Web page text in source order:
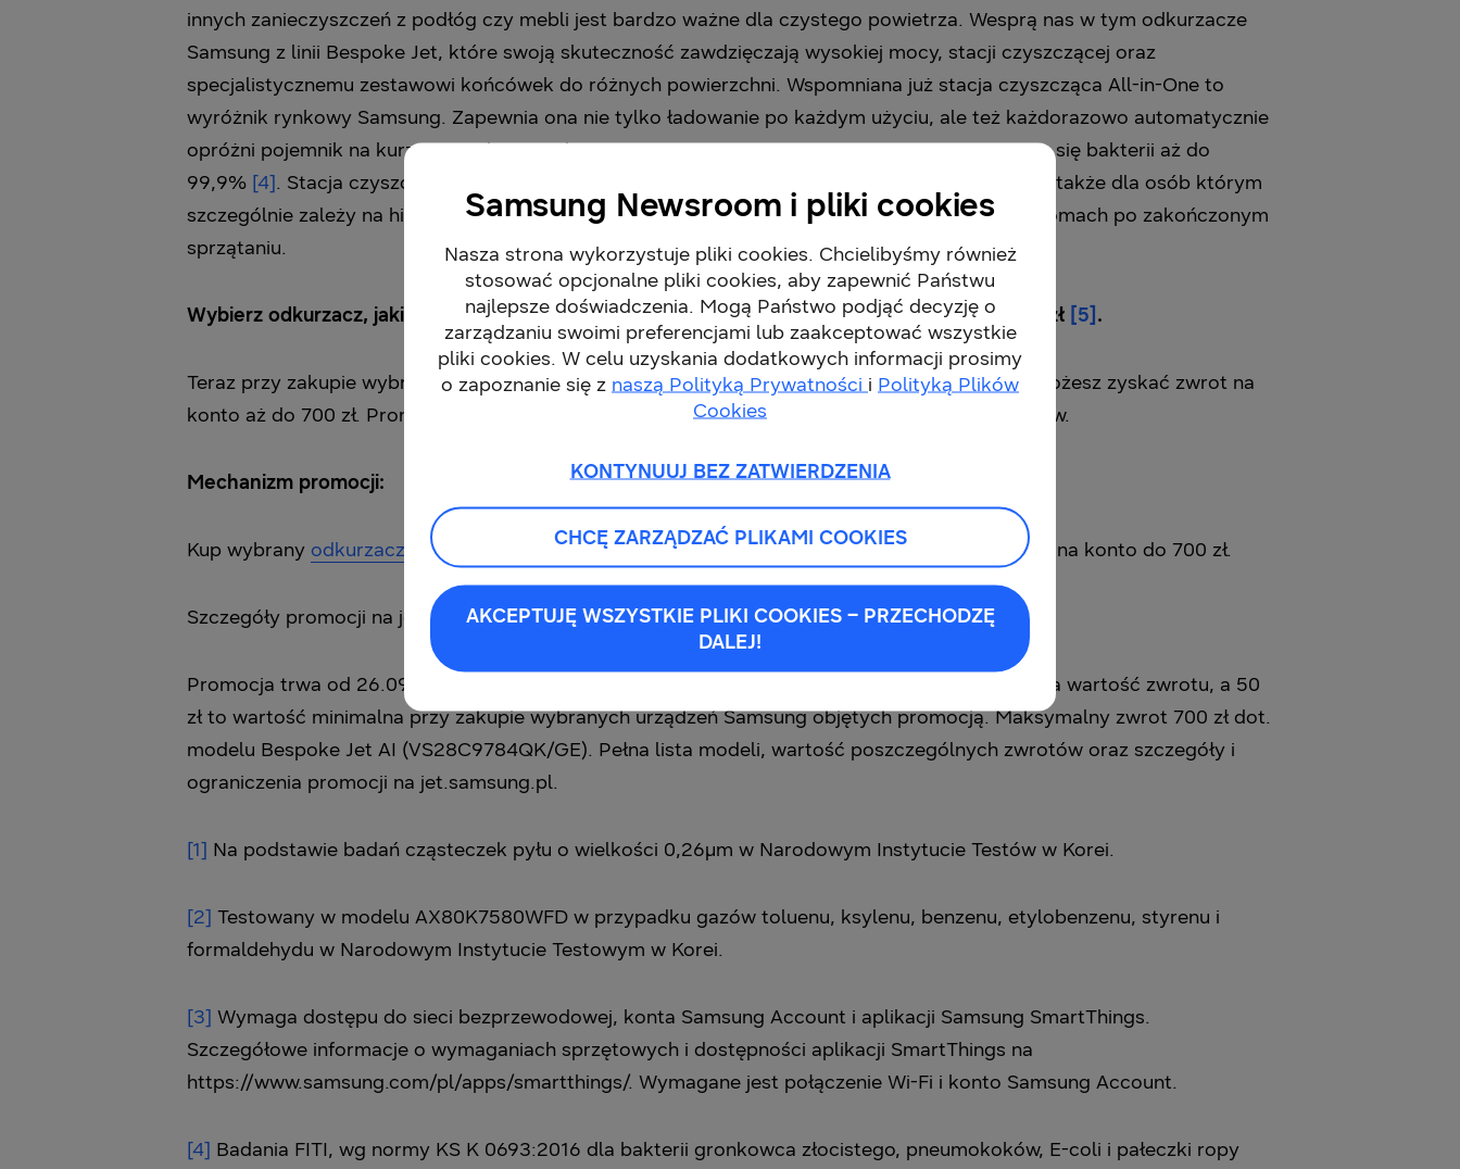
innych zanieczyszczeń z podłóg czy mebli jest bardzo ważne dla czystego powietrza. Wesprą nas w tym odkurzacze
Samsung z linii Bespoke Jet, które swoją skuteczność zawdzięczają wysokiej mocy, stacji czyszczącej oraz
specjalistycznemu zestawowi końcówek do różnych powierzchni. Wspomniana już stacja czyszcząca All-in-One to
wyróżnik rynkowy Samsung. Zapewnia ona nie tylko ładowanie po każdym użyciu, ale też każdorazowo automatycznie
opróżni pojemnik na kurz. Specjalny worek zamontowany w stacji ogranicza rozprzestrzenianie się bakterii aż do
99,9% [4]. Stacja czyszcząca jest zatem wyjątkowym rozwiązaniem nie tylko dla alergików, ale także dla osób którym
szczególnie zależy na higienie. Dzięki temu dodatkowo dbamy o jakość powietrza w naszych domach po zakończonym
sprzątaniu.
Wybierz odkurzacz, jakiego potrzebujesz już teraz i skorzystaj z promocji ze zwrotem do 700 zł [5] .
Teraz przy zakupie wybranego odkurzacza bezprzewodowego Samsung Bespoke Jet lub Jet możesz zyskać zwrot na
konto aż do 700 zł. Promocja trwa od 26.09 do 5.11.2023 roku. lub do wyczerpania puli zwrotów.
Mechanizm promocji:
Kup wybrany odkurzacz Jetlub Bespoke Jet w terminie promocji, zostaw opinię i odbierz zwrot na konto do 700 zł.
Szczegóły promocji na jet.samsung.pl.
Promocja trwa od 26.09 do 5.11.2023 r. lub do wyczerpania puli zwrotów. 700 zł to maksymalna wartość zwrotu, a 50
zł to wartość minimalna przy zakupie wybranych urządzeń Samsung objętych promocją. Maksymalny zwrot 700 zł dot.
modelu Bespoke Jet AI (VS28C9784QK/GE). Pełna lista modeli, wartość poszczególnych zwrotów oraz szczegóły i
ograniczenia promocji na jet.samsung.pl.
[1] Na podstawie badań cząsteczek pyłu o wielkości 0,26µm w Narodowym Instytucie Testów w Korei.
[2] Testowany w modelu AX80K7580WFD w przypadku gazów toluenu, ksylenu, benzenu, etylobenzenu, styrenu i
formaldehydu w Narodowym Instytucie Testowym w Korei.
[3] Wymaga dostępu do sieci bezprzewodowej, konta Samsung Account i aplikacji Samsung SmartThings.
Szczegółowe informacje o wymaganiach sprzętowych i dostępności aplikacji SmartThings na
https://www.samsung.com/pl/apps/smartthings/. Wymagane jest połączenie Wi-Fi i konto Samsung Account.
[4] Badania FITI, wg normy KS K 0693:2016 dla bakterii gronkowca złocistego, pneumokoków, E-coli i pałeczki ropy
Samsung Newsroom i pliki cookies
Nasza strona wykorzystuje pliki cookies. Chcielibyśmy również
stosować opcjonalne pliki cookies, aby zapewnić Państwu
najlepsze doświadczenia. Mogą Państwo podjąć decyzję o
zarządzaniu swoimi preferencjami lub zaakceptować wszystkie
pliki cookies. W celu uzyskania dodatkowych informacji prosimy
o zapoznanie się z naszą Polityką Prywatności i Polityką Plików
Cookies
KONTYNUUJ BEZ ZATWIERDZENIA
CHCĘ ZARZĄDZAĆ PLIKAMI COOKIES
AKCEPTUJĘ WSZYSTKIE PLIKI COOKIES – PRZECHODZĘ
DALEJ!